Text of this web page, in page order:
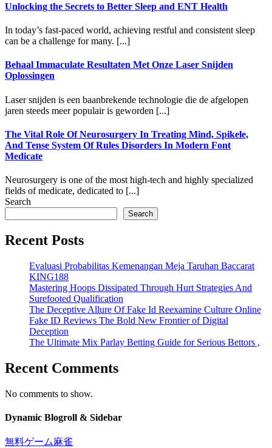
Unlocking the Secrets to Better Sleep and ENT Health
In today’s fast-paced world, achieving restful and consistent sleep
can be a challenge for many. [...]
Behaal Immaculate Resultaten Met Onze Laser Snijden
Oplossingen
Laser snijden is een baanbrekende technologie die de afgelopen
jaren steeds meer populair is geworden [...]
The Vital Role Of Neurosurgery In Treating Mind, Spikele,
And Tense System Of Rules Disorders In Modern Font
Medicate
Neurosurgery is one of the most high-tech and highly specialized
fields of medicate, dedicated to [...]
Search
Search
Recent Posts
Evaluasi Probabilitas Kemenangan Meja Taruhan Baccarat
KING188
Mastering Hoops Dissipated Through Hurt Strategies And
Surefooted Qualification
The Deceptive Allure Of Fake Id Reexamine Culture Online
Fake ID Reviews The Bold New Frontier of Digital
Deception
The Ultimate Mix Parlay Betting Guide for Serious Bettors ,
Recent Comments
No comments to show.
Dynamic Blogroll & Sidebar
無料ゲーム麻雀